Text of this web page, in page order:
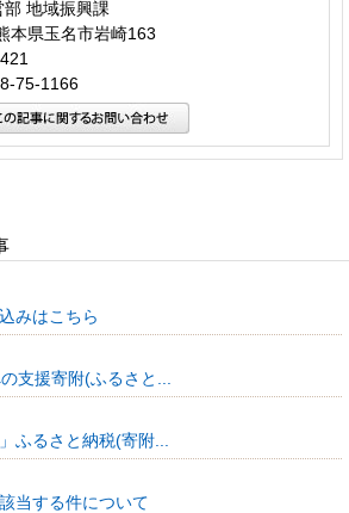
地域振興課
本県玉名市岩崎163
75-1166
みはこちら
支援寄附(ふるさと...
ふるさと納税(寄附...
当する件について